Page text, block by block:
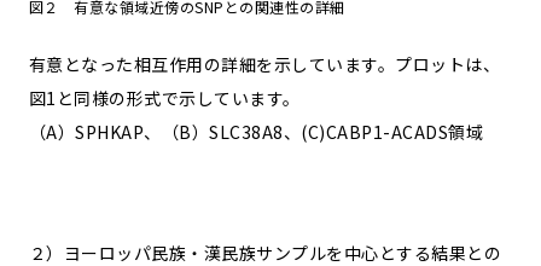
図２ 有意な領域近傍のSNPとの関連性の詳細
有意となった相互作用の詳細を示しています。プロットは、
図1と同様の形式で示しています。
（A）SPHKAP、（B）SLC38A8、(C)CABP1-ACADS領域
２）ヨーロッパ民族・漢民族サンプルを中心とする結果との